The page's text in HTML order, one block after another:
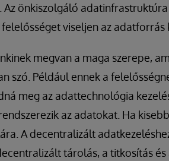
önkiszolgáló
viseljen az adatforrás
megvan a maga szerepe,
szó. Például ennek a
meg az adattechnológia
az adatokat. Ha
A decentralizált
tárolás, a titkosítás és